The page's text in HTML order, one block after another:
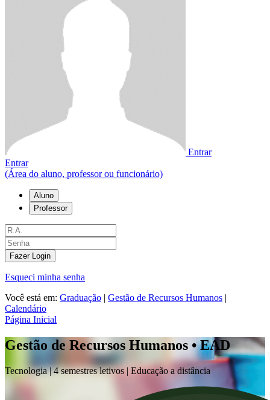
Entrar
Entrar
(Área do aluno, professor ou funcionário)
Aluno
Professor
Fazer Login
Esqueci minha senha
Você está em: Graduação | Gestão de Recursos Humanos |
Calendário
Página Inicial
Gestão de Recursos Humanos • EAD
Tecnologia |4 semestres letivos | Educação a distância